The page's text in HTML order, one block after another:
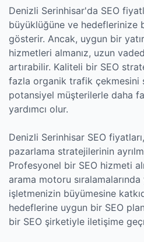
Denizli Serinhisar'da SEO
büyüklüğüne ve hedeflerinize
gösterir. Ancak, uygun bir
hizmetleri almanız, uzun
artırabilir. Kaliteli bir SEO
fazla organik trafik çekmesini
potansiyel müşterilerle daha
yardımcı olur.
Denizli Serinhisar SEO
pazarlama stratejilerinin
Profesyonel bir SEO hizmeti
arama motoru
işletmenizin büyümesine
hedeflerine uygun bir SEO
bir SEO şirketiyle iletişime